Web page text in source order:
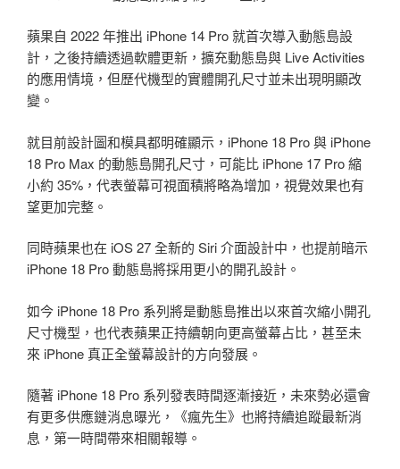
蘋果自 2022 年推出 iPhone 14 Pro 就首次導入動態島設
計，之後持續透過軟體更新，擴充動態島與 Live Activities
的應用情境，但歷代機型的實體開孔尺寸並未出現明顯改
變。
就目前設計圖和模具都明確顯示，iPhone 18 Pro 與 iPhone
18 Pro Max 的動態島開孔尺寸，可能比 iPhone 17 Pro 縮
小約 35%，代表螢幕可視面積將略為增加，視覺效果也有
望更加完整。
同時蘋果也在 iOS 27 全新的 Siri 介面設計中，也提前暗示
iPhone 18 Pro 動態島將採用更小的開孔設計。
如今 iPhone 18 Pro 系列將是動態島推出以來首次縮小開孔
尺寸機型，也代表蘋果正持續朝向更高螢幕占比，甚至未
來 iPhone 真正全螢幕設計的方向發展。
隨著 iPhone 18 Pro 系列發表時間逐漸接近，未來勢必還會
有更多供應鏈消息曝光，《瘋先生》也將持續追蹤最新消
息，第一時間帶來相關報導。